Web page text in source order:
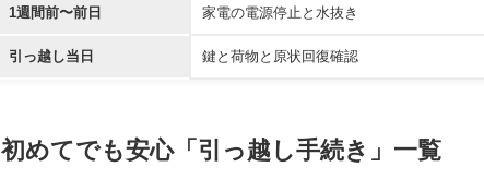
1週間前〜前日 家電の電源停止と水抜き
引っ越し当日 鍵と荷物と原状回復確認
初めてでも安心「引っ越し手続き」一覧